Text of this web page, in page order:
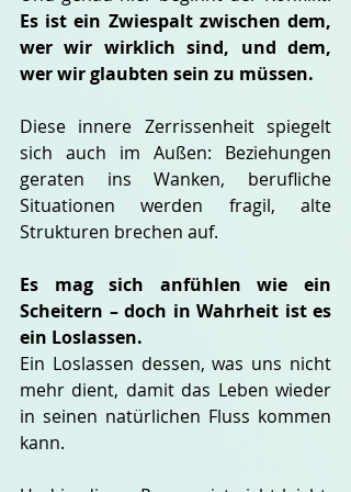
Es ist ein Zwiespalt zwischen dem,
wer wir wirklich sind, und dem,
wer wir glaubten sein zu müssen.
Diese innere Zerrissenheit spiegelt
sich auch im Außen: Beziehungen
geraten ins Wanken, berufliche
Situationen werden fragil, alte
Strukturen brechen auf.
Es mag sich anfühlen wie ein
Scheitern – doch in Wahrheit ist es
ein Loslassen.
Ein Loslassen dessen, was uns nicht
mehr dient, damit das Leben wieder
in seinen natürlichen Fluss kommen
kann.